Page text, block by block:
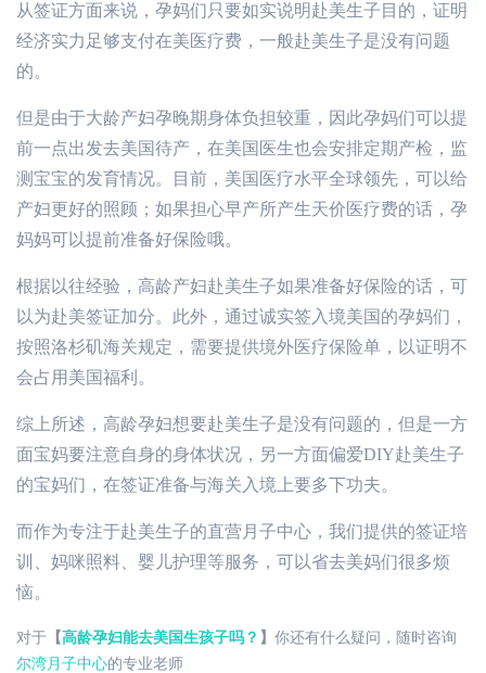
从签证方面来说，孕妈们只要如实说明赴美生子目的，证明
经济实力足够支付在美医疗费，一般赴美生子是没有问题
的。
但是由于大龄产妇孕晚期身体负担较重，因此孕妈们可以提
前一点出发去美国待产，在美国医生也会安排定期产检，监
测宝宝的发育情况。目前，美国医疗水平全球领先，可以给
产妇更好的照顾；如果担心早产所产生天价医疗费的话，孕
妈妈可以提前准备好保险哦。
根据以往经验，高龄产妇赴美生子如果准备好保险的话，可
以为赴美签证加分。此外，通过诚实签入境美国的孕妈们，
按照洛杉矶海关规定，需要提供境外医疗保险单，以证明不
会占用美国福利。
综上所述，高龄孕妇想要赴美生子是没有问题的，但是一方
面宝妈要注意自身的身体状况，另一方面偏爱DIY赴美生子
的宝妈们，在签证准备与海关入境上要多下功夫。
而作为专注于赴美生子的直营月子中心，我们提供的签证培
训、妈咪照料、婴儿护理等服务，可以省去美妈们很多烦
恼。
对于 【高龄孕妇能去美国生孩子吗？ 】 你还有什么疑问，随时咨询
尔湾月子中心的专业老师